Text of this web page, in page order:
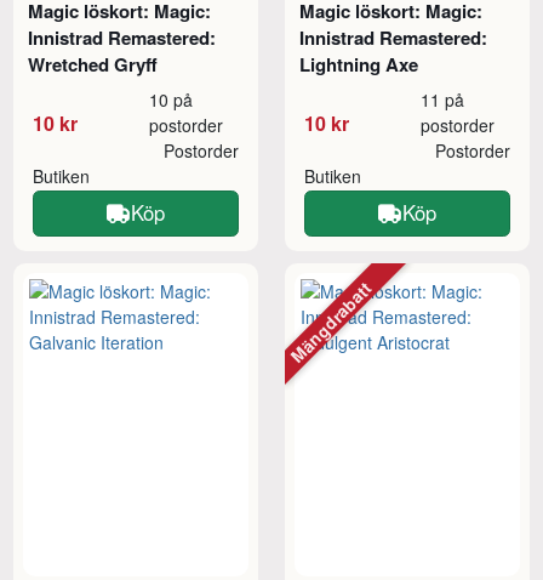
Magic löskort: Magic:
Innistrad Remastered:
Wretched Gryff
10 kr
10 på
postorder
Butiken
Postorder
Köp
Magic löskort: Magic:
Innistrad Remastered:
Lightning Axe
10 kr
11 på
postorder
Butiken
Postorder
Köp
Mängdrabatt